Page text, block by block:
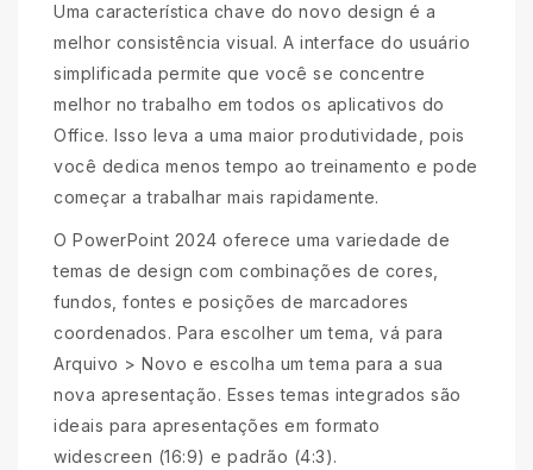
Uma característica chave do novo design é a
melhor consistência visual. A interface do usuário
simplificada permite que você se concentre
melhor no trabalho em todos os aplicativos do
Office. Isso leva a uma maior produtividade, pois
você dedica menos tempo ao treinamento e pode
começar a trabalhar mais rapidamente.
O PowerPoint 2024 oferece uma variedade de
temas de design com combinações de cores,
fundos, fontes e posições de marcadores
coordenados. Para escolher um tema, vá para
Arquivo > Novo e escolha um tema para a sua
nova apresentação. Esses temas integrados são
ideais para apresentações em formato
widescreen (16:9) e padrão (4:3).